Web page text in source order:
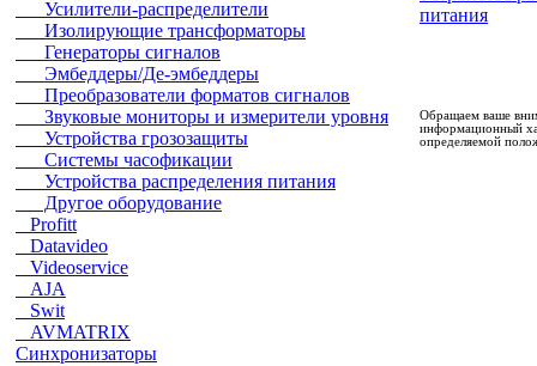
Усилители-распределители
Изолирующие трансформаторы
Генераторы сигналов
Эмбеддеры/Де-эмбеддеры
Преобразователи форматов сигналов
Звуковые мониторы и измерители уровня
Устройства грозозащиты
Системы часофикации
Устройства распределения питания
Другое оборудование
Profitt
Datavideo
Videoservice
AJA
Swit
AVMATRIX
Синхронизаторы
питания
Обращаем ваше
информационный
определяемой